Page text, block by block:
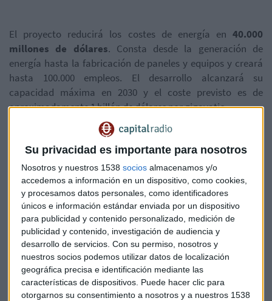
Su privacidad es importante para nosotros
Nosotros y nuestros 1538 socios almacenamos y/o
accedemos a información en un dispositivo, como cookies,
y procesamos datos personales, como identificadores
únicos e información estándar enviada por un dispositivo
para publicidad y contenido personalizado, medición de
publicidad y contenido, investigación de audiencia y
desarrollo de servicios. Con su permiso, nosotros y
nuestros socios podemos utilizar datos de localización
geográfica precisa e identificación mediante las
características de dispositivos. Puede hacer clic para
otorgarnos su consentimiento a nosotros y a nuestros 1538
El proyecto reducirá los costes de energía en 40.000
millones de dólares. Consta desde la generación de
energía hasta la fabricación de paneles y equipos y creará
hasta 100.000 empleos. El desarrollo alcanzará su
capacidad máxima en 2030 y el coste previsto es de
aproximadamente 1 billón de dólares por gigavatio.
Este acuerdo estrecha la relación de SoftBank con Arabia
Saudí y además hace posible la intención del príncipe saudí
diversificar la economía del petróleo.
Parece que SoftBank tiene como objetivo desplegar hasta
15.000 millones de dólares en una nueva ciudad
llamada Neom,que el príncipe heredero planea construir
en la costa del Mar Rojo.